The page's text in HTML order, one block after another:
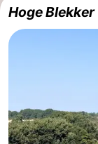
Hoge Blekker